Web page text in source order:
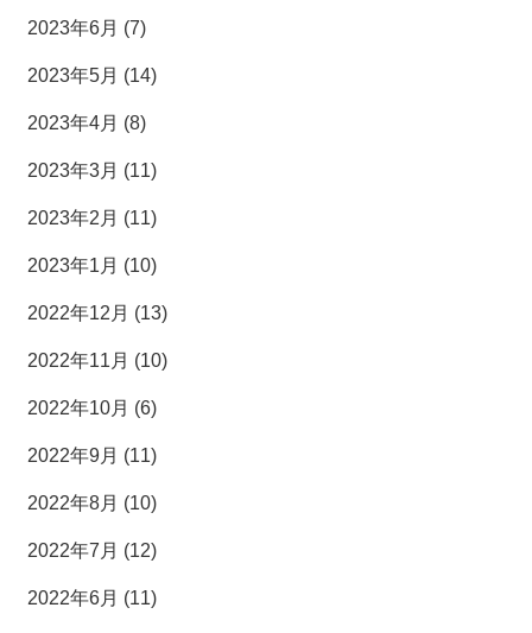
2023年6月 (7)
2023年5月 (14)
2023年4月 (8)
2023年3月 (11)
2023年2月 (11)
2023年1月 (10)
2022年12月 (13)
2022年11月 (10)
2022年10月 (6)
2022年9月 (11)
2022年8月 (10)
2022年7月 (12)
2022年6月 (11)